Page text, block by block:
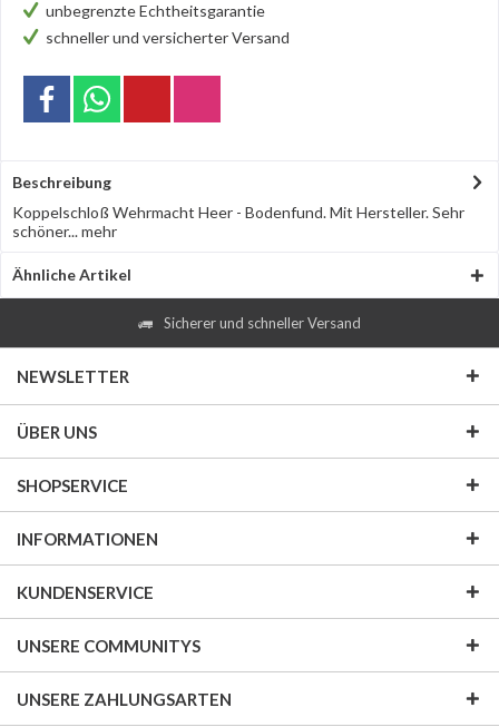
unbegrenzte Echtheitsgarantie
schneller und versicherter Versand
Beschreibung
Koppelschloß Wehrmacht Heer - Bodenfund. Mit Hersteller. Sehr
schöner...mehr
Ähnliche Artikel
Sicherer und schneller Versand
NEWSLETTER
ÜBER UNS
SHOPSERVICE
INFORMATIONEN
KUNDENSERVICE
UNSERE COMMUNITYS
UNSERE ZAHLUNGSARTEN